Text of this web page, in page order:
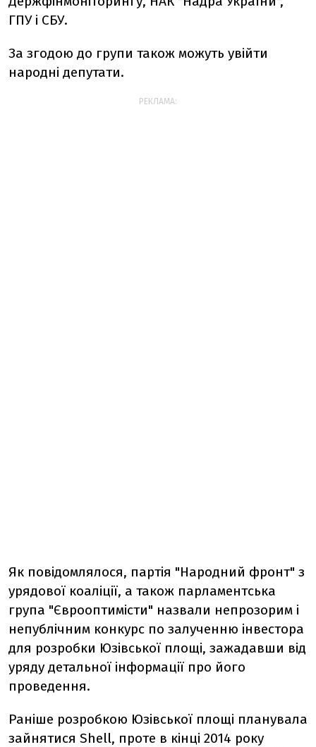
ГПУ і СБУ.
За згодою до групи також можуть увійти
народні депутати.
РЕКЛАМА:
Як повідомлялося, партія "Народний фронт" з
урядової коаліції, а також парламентська
група "Єврооптимісти" назвали непрозорим і
непублічним конкурс по залученню інвестора
для розробки Юзівської площі, зажадавши від
уряду детальної інформації про його
проведення.
Раніше розробкою Юзівської площі планувала
зайнятися Shell, проте в кінці 2014 року